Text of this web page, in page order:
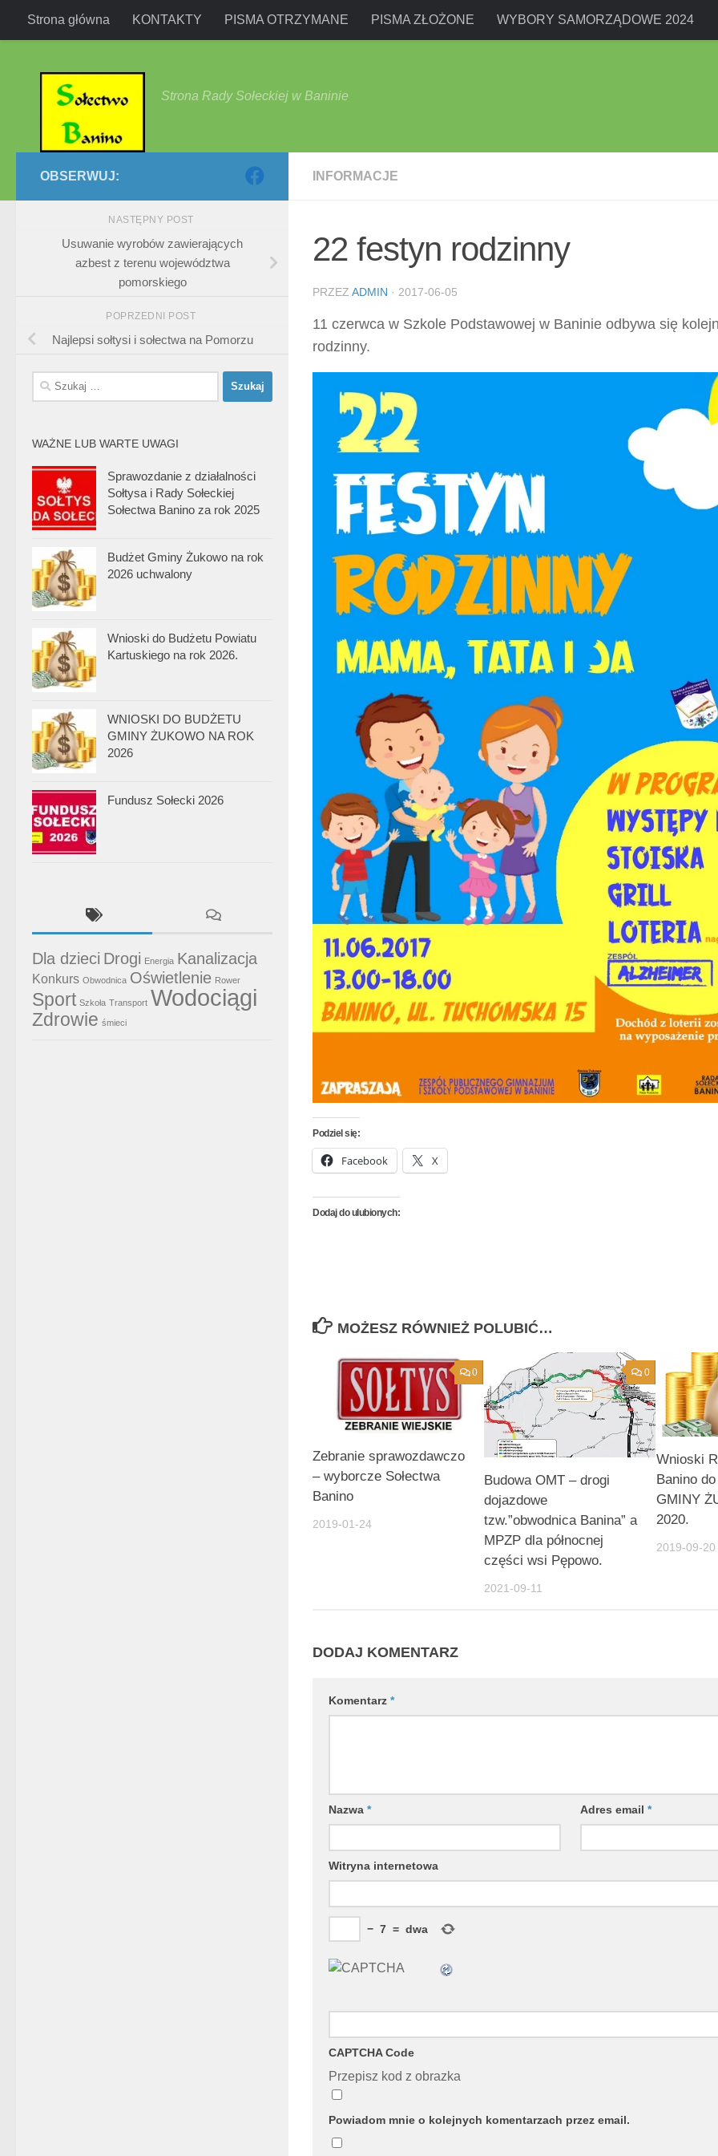
Przejdź do treści
Strona główna KONTAKTY PISMA OTRZYMANE PISMA ZŁOŻONE WYBORY SAMORZĄDOWE 2024
Strona Rady Sołeckiej w Baninie
INFORMACJE
22 festyn rodzinny
PRZEZ ADMIN · 2017-06-05
11 czerwca w Szkole Podstawowej w Baninie odbywa się
rodzinny.
Podziel się:
Facebook X
Dodaj do ulubionych:
MOŻESZ RÓWNIEŻ POLUBIĆ…
0
Zebranie sprawozdawczo
– wyborcze Sołectwa
Banino
2019-01-24
0
Budowa OMT – drogi
dojazdowe
tzw.”obwodnica Banina” a
MPZP dla północnej
części wsi Pępowo.
2021-09-11
Wnioski
Banino
GMINY
2020.
2019-09-20
DODAJ KOMENTARZ
Komentarz *
Nazwa * Adres email*
Witryna internetowa
− 7 = dwa
CAPTCHA Code
Przepisz kod z obrazka
Powiadom mnie o kolejnych komentarzach przez email.
OBSERWUJ:
NASTĘPNY POST
Usuwanie wyrobów zawierających
azbest z terenu województwa
pomorskiego
POPRZEDNI POST
Najlepsi sołtysi i sołectwa na Pomorzu
Szukaj:
WAŻNE LUB WARTE UWAGI
Sprawozdanie z działalności
Sołtysa i Rady Sołeckiej
Sołectwa Banino za rok 2025
Budżet Gminy Żukowo na rok
2026 uchwalony
Wnioski do Budżetu Powiatu
Kartuskiego na rok 2026.
WNIOSKI DO BUDŻETU
GMINY ŻUKOWO NA ROK
2026
Fundusz Sołecki 2026
Dla dzieci Drogi Energia Kanalizacja
Konkurs Obwodnica Oświetlenie Rower
Sport Szkoła Transport Wodociągi
Zdrowie śmieci